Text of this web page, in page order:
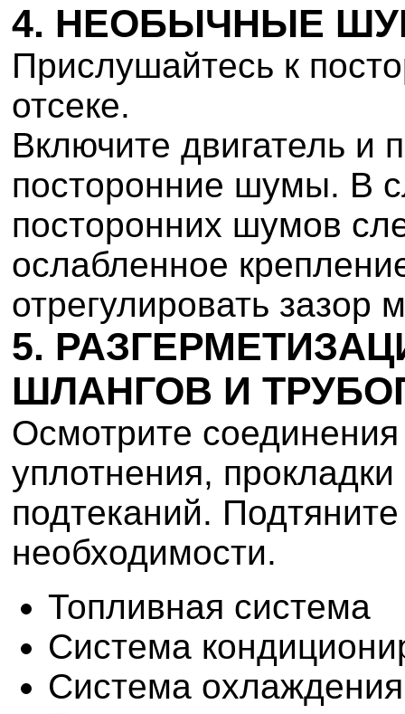
4. НЕОБЫЧНЫЕ
Прислушайтесь к
отсеке.
Включите двигатель и
посторонние шумы. В
посторонних шумов
ослабленное
отрегулировать зазор
5.
ШЛАНГОВ И
Осмотрите
уплотнения,
подтеканий.
необходимости.
Топливная система
Система
Система охлаждения